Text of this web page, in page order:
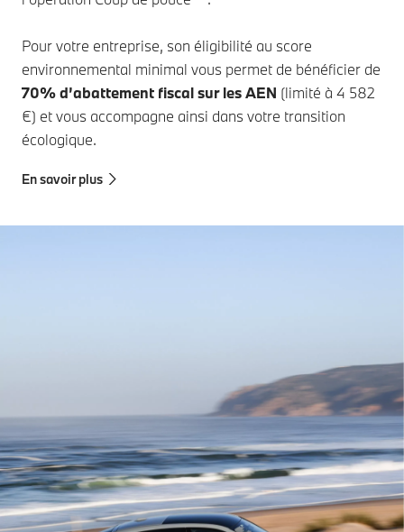
Pour votre entreprise, son éligibilité au score
environnemental minimal vous permet de bénéficier de
70% d’abattement fiscal sur les AEN (limité à 4 582
€) et vous accompagne ainsi dans votre transition
écologique.
En savoir plus